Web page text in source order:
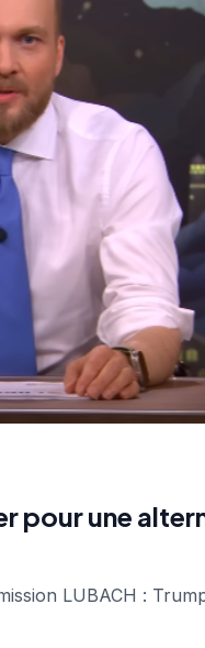
pour une
LUBACH :